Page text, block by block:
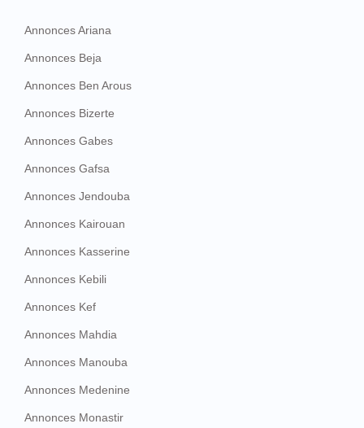
Annonces Ariana
Annonces Beja
Annonces Ben Arous
Annonces Bizerte
Annonces Gabes
Annonces Gafsa
Annonces Jendouba
Annonces Kairouan
Annonces Kasserine
Annonces Kebili
Annonces Kef
Annonces Mahdia
Annonces Manouba
Annonces Medenine
Annonces Monastir